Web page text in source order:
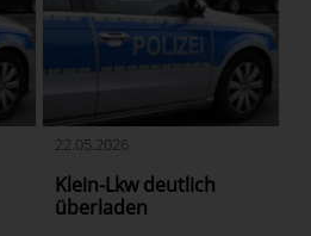
22.05.2026
Klein-Lkw deutlich
überladen